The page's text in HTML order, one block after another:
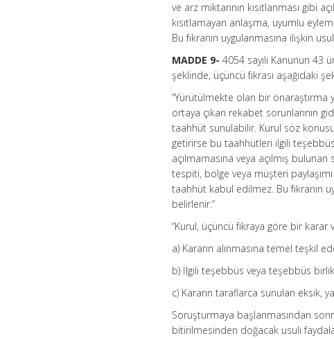
ve arz miktarının kısıtlanması gibi
kısıtlamayan anlaşma, uyumlu
Bu fıkranın uygulanmasına ilişkin
MADDE 9- 4054 sayılı Kanunun 43
şeklinde, üçüncü fıkrası aşağıdaki
“Yürütülmekte olan bir
ortaya çıkan rekabet sorunlarının
taahhüt sunulabilir. Kurul söz
getirirse bu taahhütleri ilgili
açılmamasına veya açılmış
tespiti, bölge veya müşteri paylaşımı
taahhüt kabul edilmez. Bu fıkranın
belirlenir.”
“Kurul, üçüncü fıkraya göre bir
a) Kararın alınmasına temel teşkil
b) İlgili teşebbüs veya teşebbüs
c) Kararın taraflarca sunulan eksik,
Soruşturmaya başlanmasından
bitirilmesinden doğacak usuli